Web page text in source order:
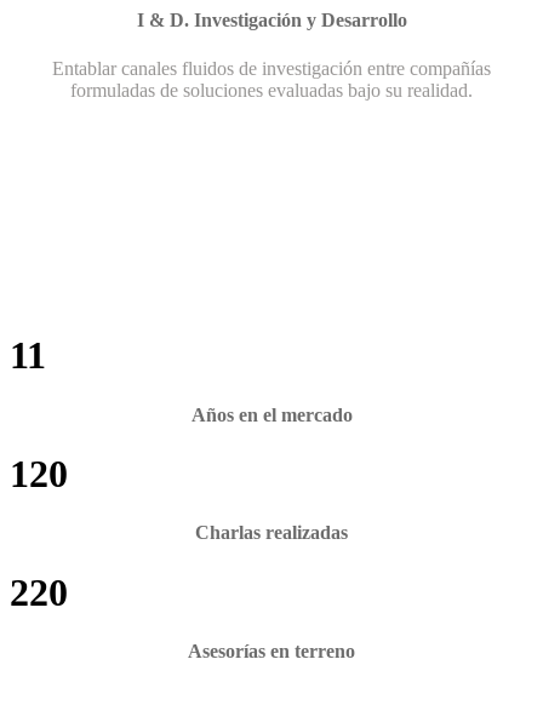
I & D. Investigación y Desarrollo
Entablar canales fluidos de investigación entre compañías
formuladas de soluciones evaluadas bajo su realidad.
11
Años en el mercado
120
Charlas realizadas
220
Asesorías en terreno